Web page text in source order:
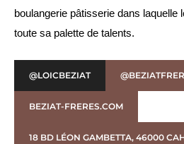
boulangerie pâtisserie dans laquelle
toute sa palette de talents.
@LOICBEZIAT
BEZIAT-FRERES.COM
18 BD LÉON GAMBETTA, 46000